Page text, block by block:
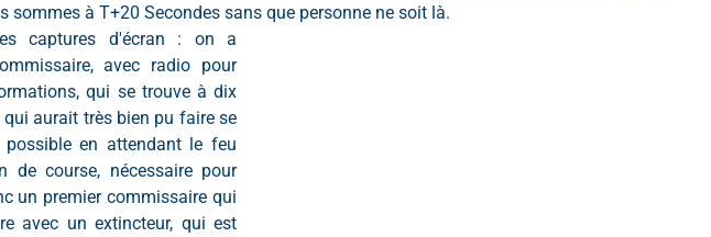
sommes à T+20 Secondes sans que personne ne soit là.
captures d'écran : on a
avec radio pour
qui se trouve à dix
aurait très bien pu faire se
possible en attendant le feu
de course, nécessaire pour
un premier commissaire qui
avec un extincteur, qui est